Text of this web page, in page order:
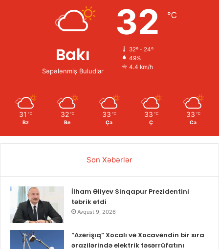
Bakı
Səpələnmiş Buludlar
32 ℃
32º - 24º
49%
4.4 km/h
31 ℃
Bz
32 ℃
Be
33 ℃
Ça
33 ℃
Ç
33 ℃
Ca
Son Xəbərlər
İlham Əliyev Sinqapur Prezidentini
təbrik etdi
Avqust 9, 2026
“Azərişıq” Xocalı və Xocavəndin bir sıra
ərazilərində elektrik təsərrüfatını